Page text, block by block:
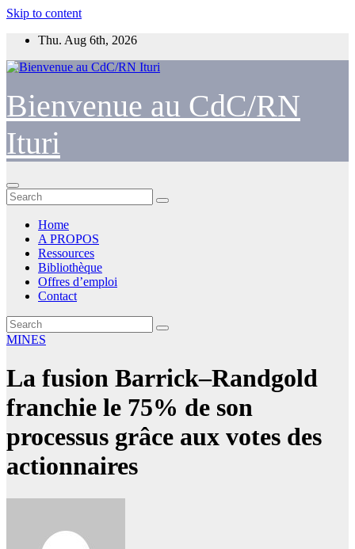
Skip to content
Thu. Aug 6th, 2026
Bienvenue au CdC/RN
Ituri
Home
A PROPOS
Ressources
Bibliothèque
Offres d’emploi
Contact
MINES
La fusion Barrick–Randgold
franchie le 75% de son
processus grâce aux votes des
actionnaires